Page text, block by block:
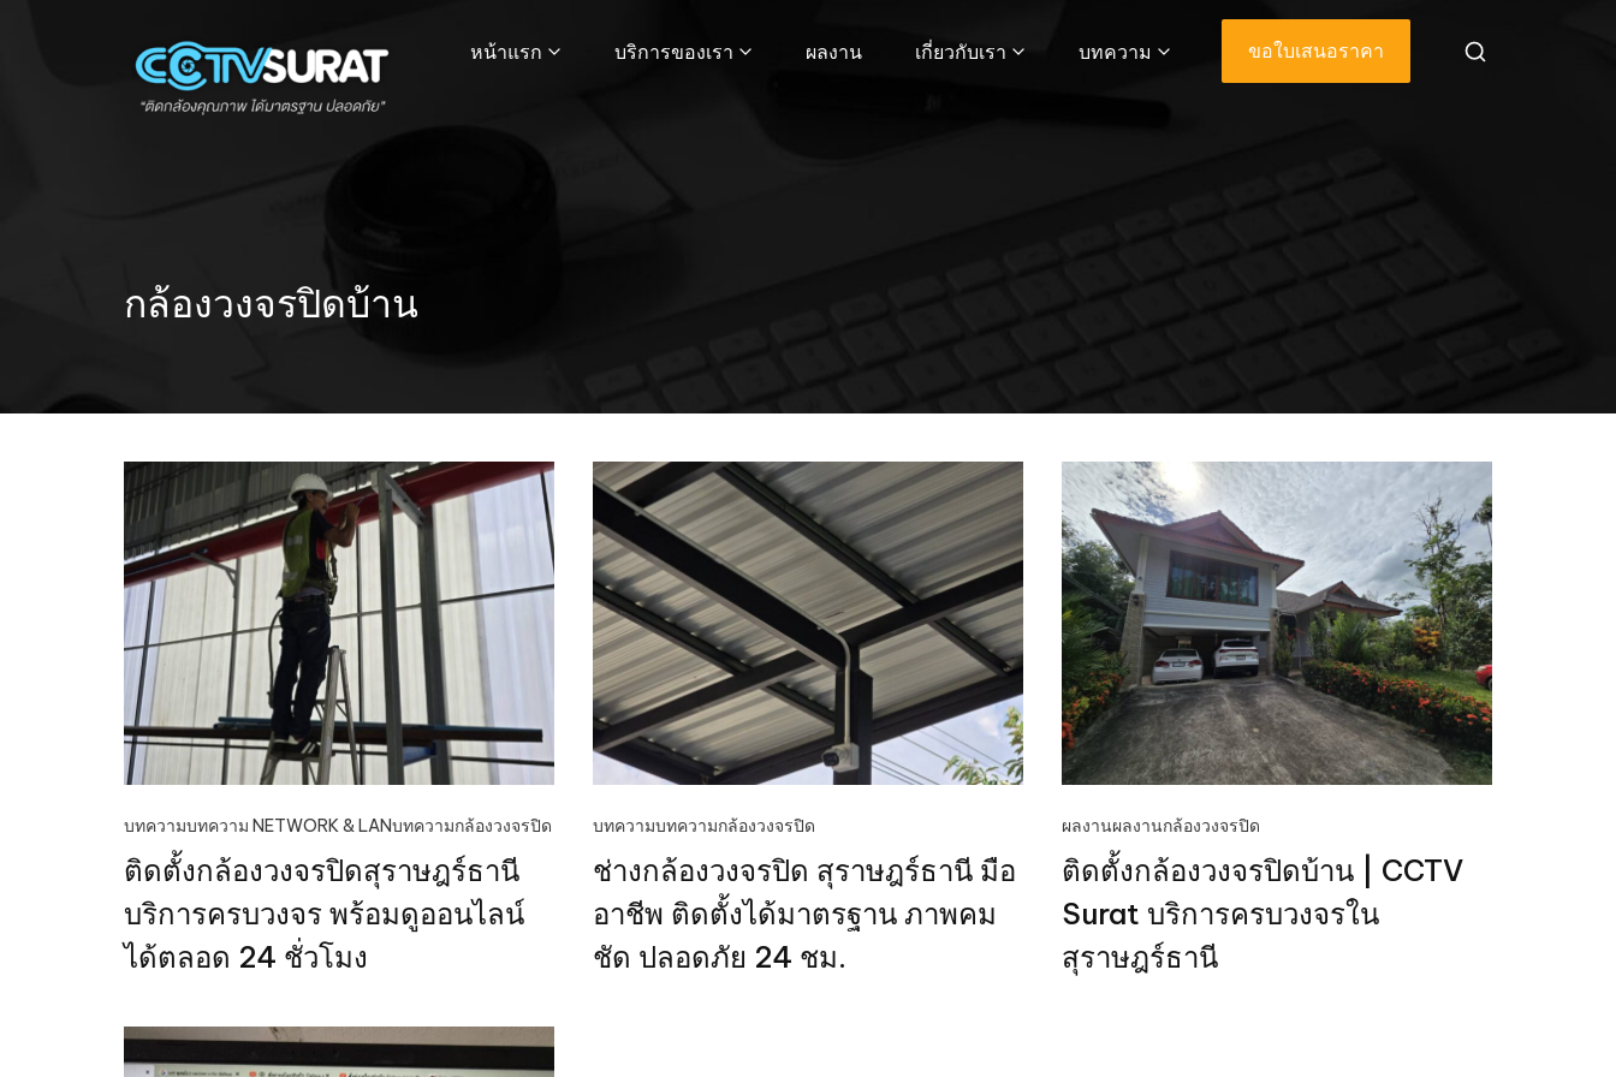
หน้าแรก บริการของเรา ผลงาน เกี่ยวกับเรา บทความ ขอใบเสนอราคา
กล้องวงจรปิดบ้าน
บทความบทความ NETWORK & LANบทความกล้องวงจรปิด
ติดตั้งกล้องวงจรปิดสุราษฎร์ธานี
บริการครบวงจร พร้อมดูออนไลน์
ได้ตลอด 24 ชั่วโมง
บทความบทความกล้องวงจรปิด
ช่างกล้องวงจรปิด สุราษฎร์ธานี มือ
อาชีพ ติดตั้งได้มาตรฐาน ภาพคม
ชัด ปลอดภัย 24 ชม.
ผลงานผลงานกล้องวงจรปิด
ติดตั้งกล้องวงจรปิดบ้าน | CCTV
Surat บริการครบวงจรใน
สุราษฎร์ธานี